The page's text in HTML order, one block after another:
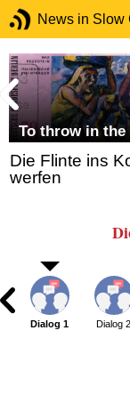
News in Slow
To throw in the
Die Flinte ins
werfen
Dialog 1 Dialog 2